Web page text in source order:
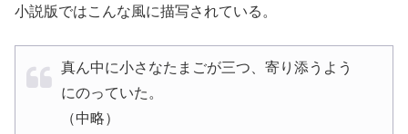
小説版ではこんな風に描写されている。
真ん中に小さなたまごが三つ、寄り添うよう
にのっていた。
（中略）